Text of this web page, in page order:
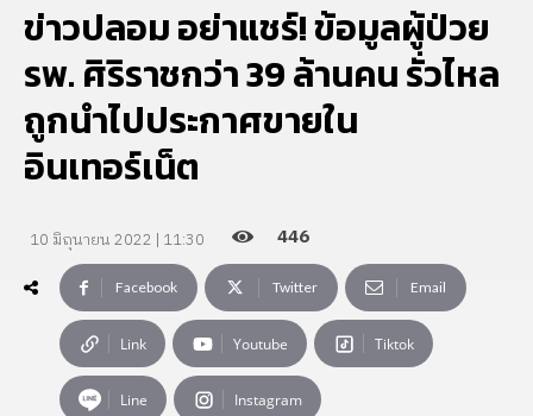
ข่าวปลอม อย่าแชร์! ข้อมูลผู้ป่วย
รพ. ศิริราชกว่า 39 ล้านคน รั่วไหล
ถูกนำไปประกาศขายใน
อินเทอร์เน็ต
10 มิถุนายน 2022 | 11:30 446
Facebook Twitter Email
Link Youtube Tiktok
Line Instagram